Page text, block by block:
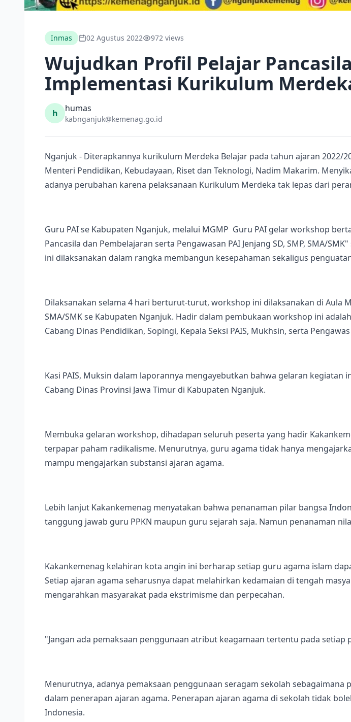
Inmas 02 Agustus 2022 972 views
Wujudkan Profil Pelajar
Implementasi Kurikulum
h humas
kabnganjuk@kemenag.go.id
Nganjuk - Diterapkannya kurikulum Merdeka Belajar pada tahun ajaran
Menteri Pendidikan, Kebudayaan, Riset dan Teknologi, Nadim Makarim.
adanya perubahan karena pelaksanaan Kurikulum Merdeka tak lepas dari
Guru PAI se Kabupaten Nganjuk, melalui MGMP Guru PAI gelar workshop
Pancasila dan Pembelajaran serta Pengawasan PAI Jenjang SD, SMP, SMA/
ini dilaksanakan dalam rangka membangun kesepahaman sekaligus
Dilaksanakan selama 4 hari berturut-turut, workshop ini dilaksanakan di Aula
SMA/SMK se Kabupaten Nganjuk. Hadir dalam pembukaan workshop ini
Cabang Dinas Pendidikan, Sopingi, Kepala Seksi PAIS, Mukhsin, serta Pengawas
Kasi PAIS, Muksin dalam laporannya mengayebutkan bahwa gelaran
Cabang Dinas Provinsi Jawa Timur di Kabupaten Nganjuk.
Membuka gelaran workshop, dihadapan seluruh peserta yang hadir
terpapar paham radikalisme. Menurutnya, guru agama tidak hanya
mampu mengajarkan substansi ajaran agama.
Lebih lanjut Kakankemenag menyatakan bahwa penanaman pilar bangsa
tanggung jawab guru PPKN maupun guru sejarah saja. Namun penanaman
Kakankemenag kelahiran kota angin ini berharap setiap guru agama islam
Setiap ajaran agama seharusnya dapat melahirkan kedamaian di tengah
mengarahkan masyarakat pada ekstrimisme dan perpecahan.
"Jangan ada pemaksaan penggunaan atribut keagamaan tertentu pada setiap
Menurutnya, adanya pemaksaan penggunaan seragam sekolah
dalam penerapan ajaran agama. Penerapan ajaran agama di sekolah tidak
Indonesia.